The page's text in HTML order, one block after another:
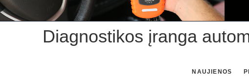
Diagnostikos įranga
NAUJIENOS